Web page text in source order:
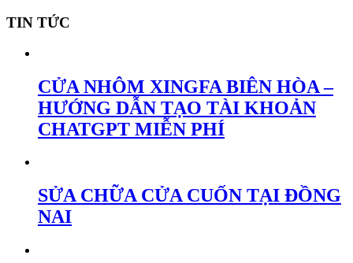
TIN TỨC
CỬA NHÔM XINGFA BIÊN HÒA –
HƯỚNG DẪN TẠO TÀI KHOẢN
CHATGPT MIỄN PHÍ
SỬA CHỮA CỬA CUỐN TẠI ĐỒNG
NAI